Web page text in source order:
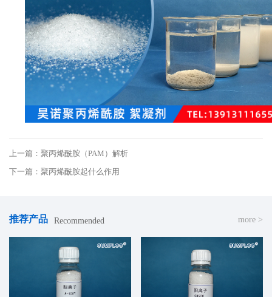
上一篇：聚丙烯酰胺（PAM）解析
下一篇：聚丙烯酰胺起什么作用
推荐产品 Recommended more >